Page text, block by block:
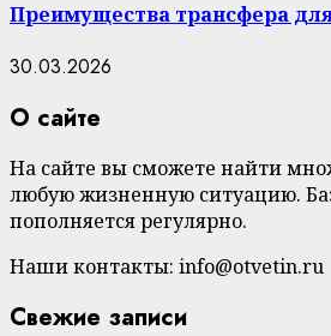
Преимущества трансфера
30.03.2026
О сайте
На сайте вы сможете найти
любую жизненную ситуацию.
пополняется регулярно.
Наши контакты: info@otvetin.ru
Свежие записи